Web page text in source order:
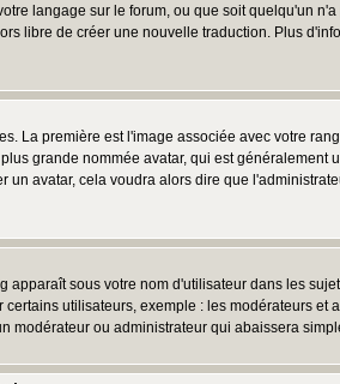
langage sur le forum, ou que soit quelqu'un
libre de créer une nouvelle traduction. Plus
La première est l'image associée avec votre
grande nommée avatar, qui est
avatar, cela voudra alors dire que
sous votre nom d'utilisateur dans les
utilisateurs, exemple : les modérateurs
ou administrateur qui abaissera